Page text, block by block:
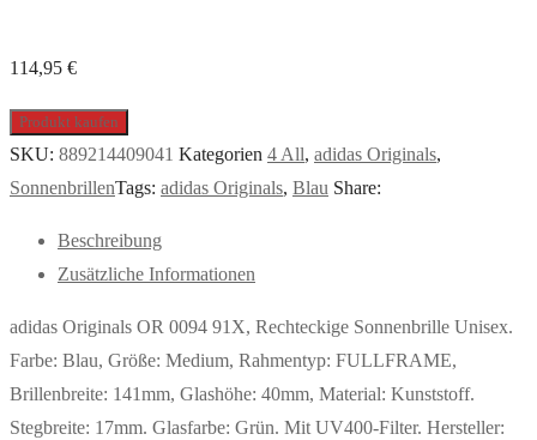
114,95 €
Produkt kaufen
SKU: 889214409041 Kategorien 4 All, adidas Originals,
SonnenbrillenTags: adidas Originals, Blau Share:
Beschreibung
Zusätzliche Informationen
adidas Originals OR 0094 91X, Rechteckige Sonnenbrille Unisex.
Farbe: Blau, Größe: Medium, Rahmentyp: FULLFRAME,
Brillenbreite: 141mm, Glashöhe: 40mm, Material: Kunststoff.
Stegbreite: 17mm. Glasfarbe: Grün. Mit UV400-Filter. Hersteller: